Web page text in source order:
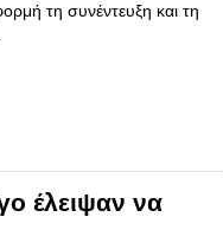
τη συνέντευξη και τη
έλειψαν να